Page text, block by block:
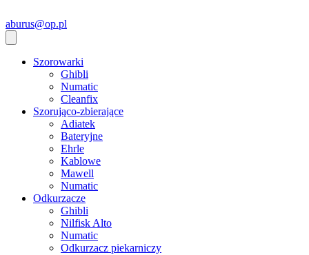
aburus@op.pl
Szorowarki
Ghibli
Numatic
Cleanfix
Szorująco-zbierające
Adiatek
Bateryjne
Ehrle
Kablowe
Mawell
Numatic
Odkurzacze
Ghibli
Nilfisk Alto
Numatic
Odkurzacz piekarniczy